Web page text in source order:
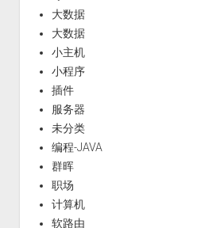
大数据
大数据
小主机
小程序
插件
服务器
未分类
编程-JAVA
群晖
职场
计算机
软路由